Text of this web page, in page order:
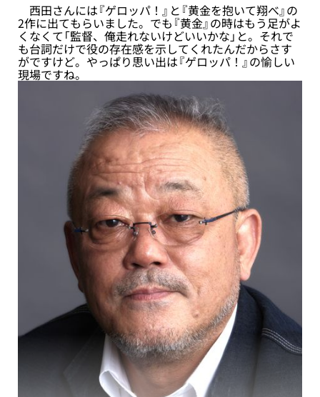
西田さんには『ゲロッパ！』と『黄金を抱いて翔べ』の
2作に出てもらいました。でも『黄金』の時はもう足がよ
くなくて「監督、俺走れないけどいいかな」と。それで
も台詞だけで役の存在感を示してくれたんだからさす
がですけど。やっぱり思い出は『ゲロッパ！』の愉しい
現場ですね。